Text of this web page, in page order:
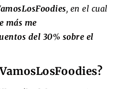
, en el cual
más me
del 30% sobre el